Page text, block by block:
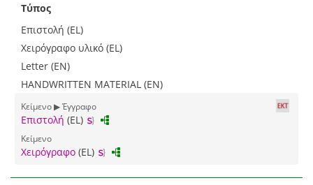
Τύπος
Επιστολή (EL)
Χειρόγραφο υλικό (EL)
Letter (EN)
HANDWRITTEN MATERIAL (EN)
Κείμενο ▶ Έγγραφο
Επιστολή (EL)
Κείμενο
Χειρόγραφο (EL)